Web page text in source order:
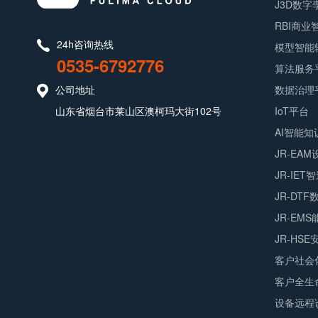
24h咨询热线
0535-6792776
公司地址
山东省烟台市莱山区澳柯玛大街102号
J3D数字
RBI商业
模型智能
算法服务
数据治理
IoT平台
AI智能知
JR-EAM
JR-IET
JR-DTF
JR-EMS
JR-HSE
客户社会
客户全生
设备远程